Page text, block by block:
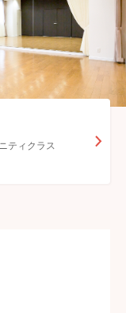
ティクラス